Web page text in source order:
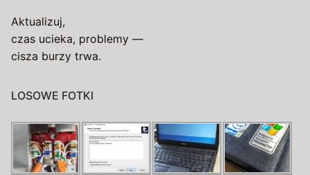
Aktualizuj,
czas ucieka, problemy —
cisza burzy trwa.
LOSOWE FOTKI